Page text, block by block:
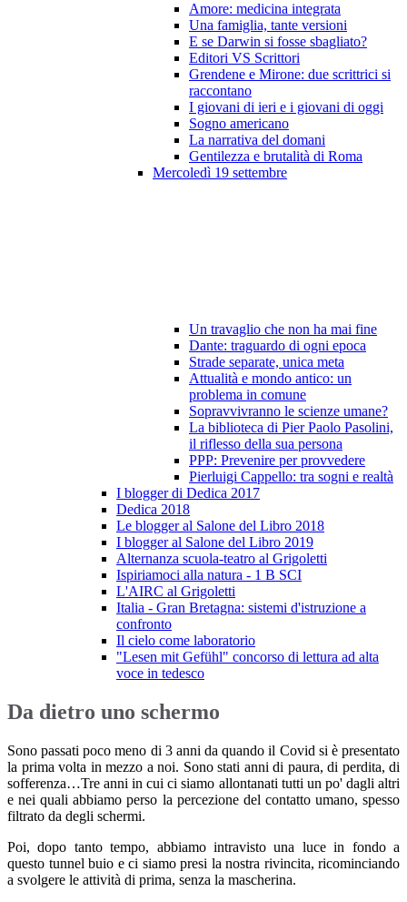
Amore: medicina integrata
Una famiglia, tante versioni
E se Darwin si fosse sbagliato?
Editori VS Scrittori
Grendene e Mirone: due scrittrici si
raccontano
I giovani di ieri e i giovani di oggi
Sogno americano
La narrativa del domani
Gentilezza e brutalità di Roma
Mercoledì 19 settembre
Un travaglio che non ha mai fine
Dante: traguardo di ogni epoca
Strade separate, unica meta
Attualità e mondo antico: un
problema in comune
Sopravvivranno le scienze umane?
La biblioteca di Pier Paolo Pasolini,
il riflesso della sua persona
PPP: Prevenire per provvedere
Pierluigi Cappello: tra sogni e realtà
I blogger di Dedica 2017
Dedica 2018
Le blogger al Salone del Libro 2018
I blogger al Salone del Libro 2019
Alternanza scuola-teatro al Grigoletti
Ispiriamoci alla natura - 1 B SCI
L'AIRC al Grigoletti
Italia - Gran Bretagna: sistemi d'istruzione a
confronto
Il cielo come laboratorio
"Lesen mit Gefühl" concorso di lettura ad alta
voce in tedesco
Da dietro uno schermo
Sono passati poco meno di 3 anni da quando il Covid si è presentato
la prima volta in mezzo a noi. Sono stati anni di paura, di perdita, di
sofferenza…Tre anni in cui ci siamo allontanati tutti un po' dagli altri
e nei quali abbiamo perso la percezione del contatto umano, spesso
filtrato da degli schermi.
Poi, dopo tanto tempo, abbiamo intravisto una luce in fondo a
questo tunnel buio e ci siamo presi la nostra rivincita, ricominciando
a svolgere le attività di prima, senza la mascherina.